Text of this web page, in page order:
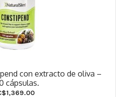
con extracto de oliva –
cápsulas.
1,369.00